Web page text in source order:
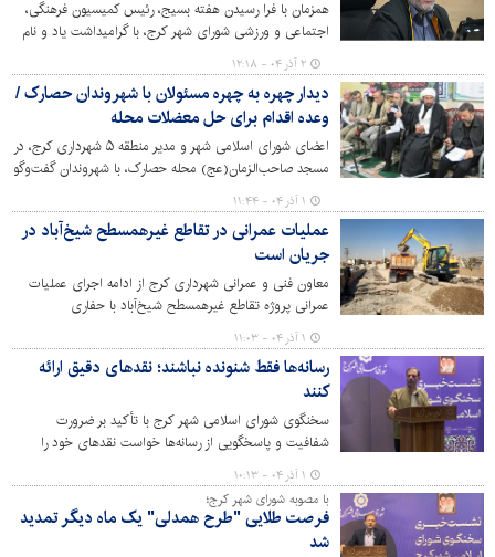
همزمان با فرا رسیدن هفته بسیج، رئیس کمیسیون فرهنگی،
اجتماعی و ورزشی شورای شهر کرج، با گرامیداشت یاد و نام
بنیان‌گذار بسیج مستضعفین، بر ضرورت تبیین نقش بسیج در
تقویت همبستگی اجتماعی و توسعه فرهنگ ایثار و همچنین
مسئولیت‌پذیری در این کلانشهر تأکید کرد.
۲ آذر ۰۴ - ۱۲:۱۸
دیدار چهره به چهره مسئولان با شهروندان حصارک /
وعده اقدام برای حل معضلات محله
اعضای شورای اسلامی شهر و مدیر منطقه ۵ شهرداری کرج، در
مسجد صاحب‌الزمان(عج) محله حصارک، با شهروندان گفت‌وگو
کرده و به دغدغه‌های آنان در زمینه‌های مختلف خدمات شهری
گوش سپردند.
۱ آذر ۰۴ - ۱۱:۴۴
عملیات عمرانی در تقاطع غیرهمسطح شیخ‌آباد در
جریان است
معاون فنی و عمرانی شهرداری کرج از ادامه اجرای عملیات
عمرانی پروژه تقاطع غیرهمسطح شیخ‌آباد با حفاری
موفقیت‌آمیز برای جای‌گذاری ده‌ها شمع خبر داد.
۱ آذر ۰۴ - ۱۱:۰۳
رسانه‌ها فقط شنونده نباشند؛ نقدهای دقیق ارائه
کنند
سخنگوی شورای اسلامی شهر کرج با تأکید بر ضرورت
شفافیت و پاسخگویی از رسانه‌ها خواست نقدهای خود را
پیش از جلسات به شورا منتقل کنند تا بررسی دقیق‌تر و ارائه
پاسخ رسمی امکان‌پذیر باشد.
۱ آذر ۰۴ - ۱۰:۱۳
با مصوبه شورای شهر کرج؛
فرصت طلایی "طرح همدلی" یک ماه دیگر تمدید
شد